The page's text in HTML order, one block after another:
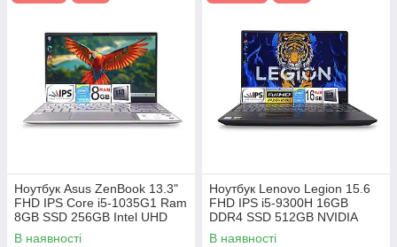
Ноутбук Asus ZenBook 13.3"
FHD IPS Core i5-1035G1 Ram
8GB SSD 256GB Intel UHD
Graphics
В наявності
Ноутбук Lenovo Legion 15.6
FHD IPS i5-9300H 16GB
DDR4 SSD 512GB NVIDIA
GTX1650
В наявності